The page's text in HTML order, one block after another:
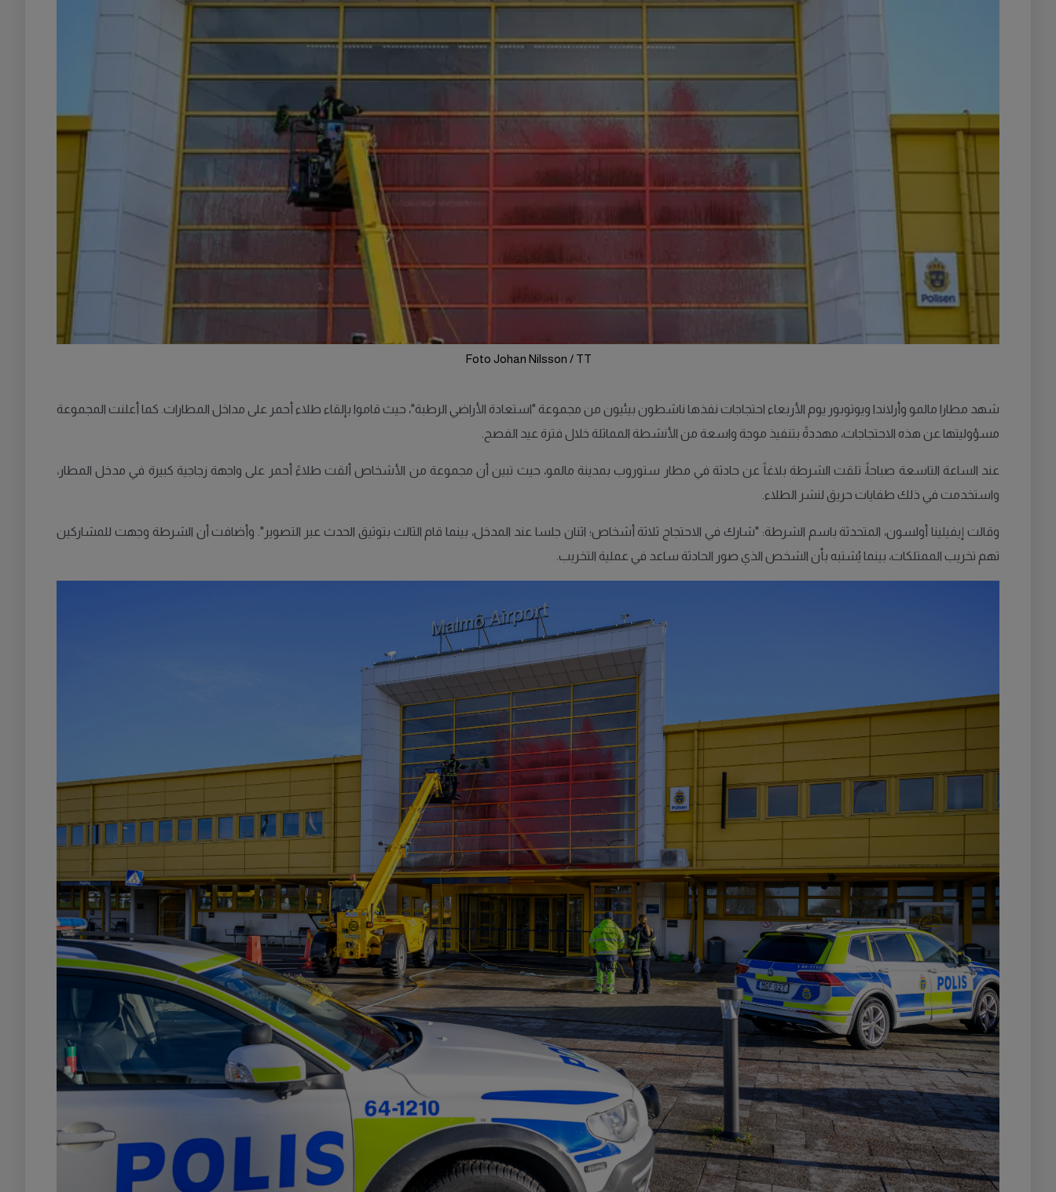
Foto Johan Nilsson / TT
شهد مطارا مالمو وأرلاندا ويوتوبور يوم الأربعاء احتجاجات نفذها ناشطون بيئيون من مجموعة "استعادة الأراضي الرطبة"، حيث قاموا بإلقاء طلاء أحمر على مداخل المطارات. كما أعلنت المجموعة
مسؤوليتها عن هذه الاحتجاجات، مهددةً بتنفيذ موجة واسعة من الأنشطة المماثلة خلال فترة عيد الفصح.
عند الساعة التاسعة صباحاً، تلقت الشرطة بلاغاً عن حادثة في مطار ستوروب بمدينة مالمو، حيث تبين أن مجموعة من الأشخاص ألقت طلاءً أحمر على واجهة زجاجية كبيرة في مدخل المطار،
واستخدمت في ذلك طفايات حريق لنشر الطلاء.
وقالت إيفيلينا أولسون، المتحدثة باسم الشرطة: "شارك في الاحتجاج ثلاثة أشخاص؛ اثنان جلسا عند المدخل، بينما قام الثالث بتوثيق الحدث عبر التصوير". وأضافت أن الشرطة وجهت للمشاركين
تهم تخريب الممتلكات، بينما يُشتبه بأن الشخص الذي صور الحادثة ساعد في عملية التخريب.